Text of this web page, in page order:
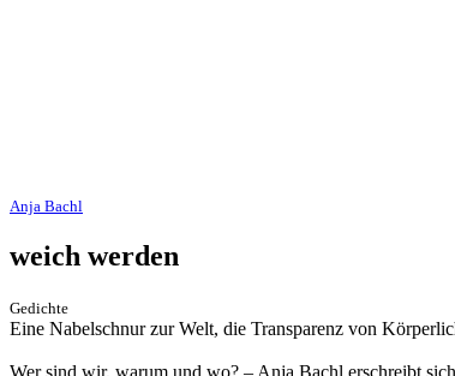
Anja Bachl
weich werden
Gedichte
Eine Nabelschnur zur Welt, die Transparenz von
Wer sind wir, warum und wo? – Anja Bachl erschreibt